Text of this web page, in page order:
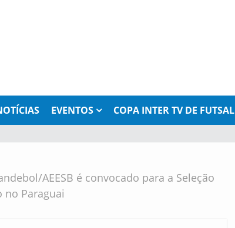
EVENTOS COPA INTER TV DE FUTSAL
AEESB é convocado para a Seleção
Paraguai